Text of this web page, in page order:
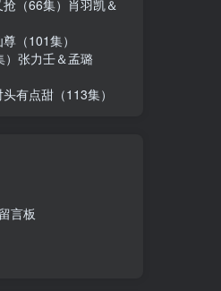
（66集）肖羽凯＆
（101集）
）张力壬＆孟璐
有点甜（113集）
留言板